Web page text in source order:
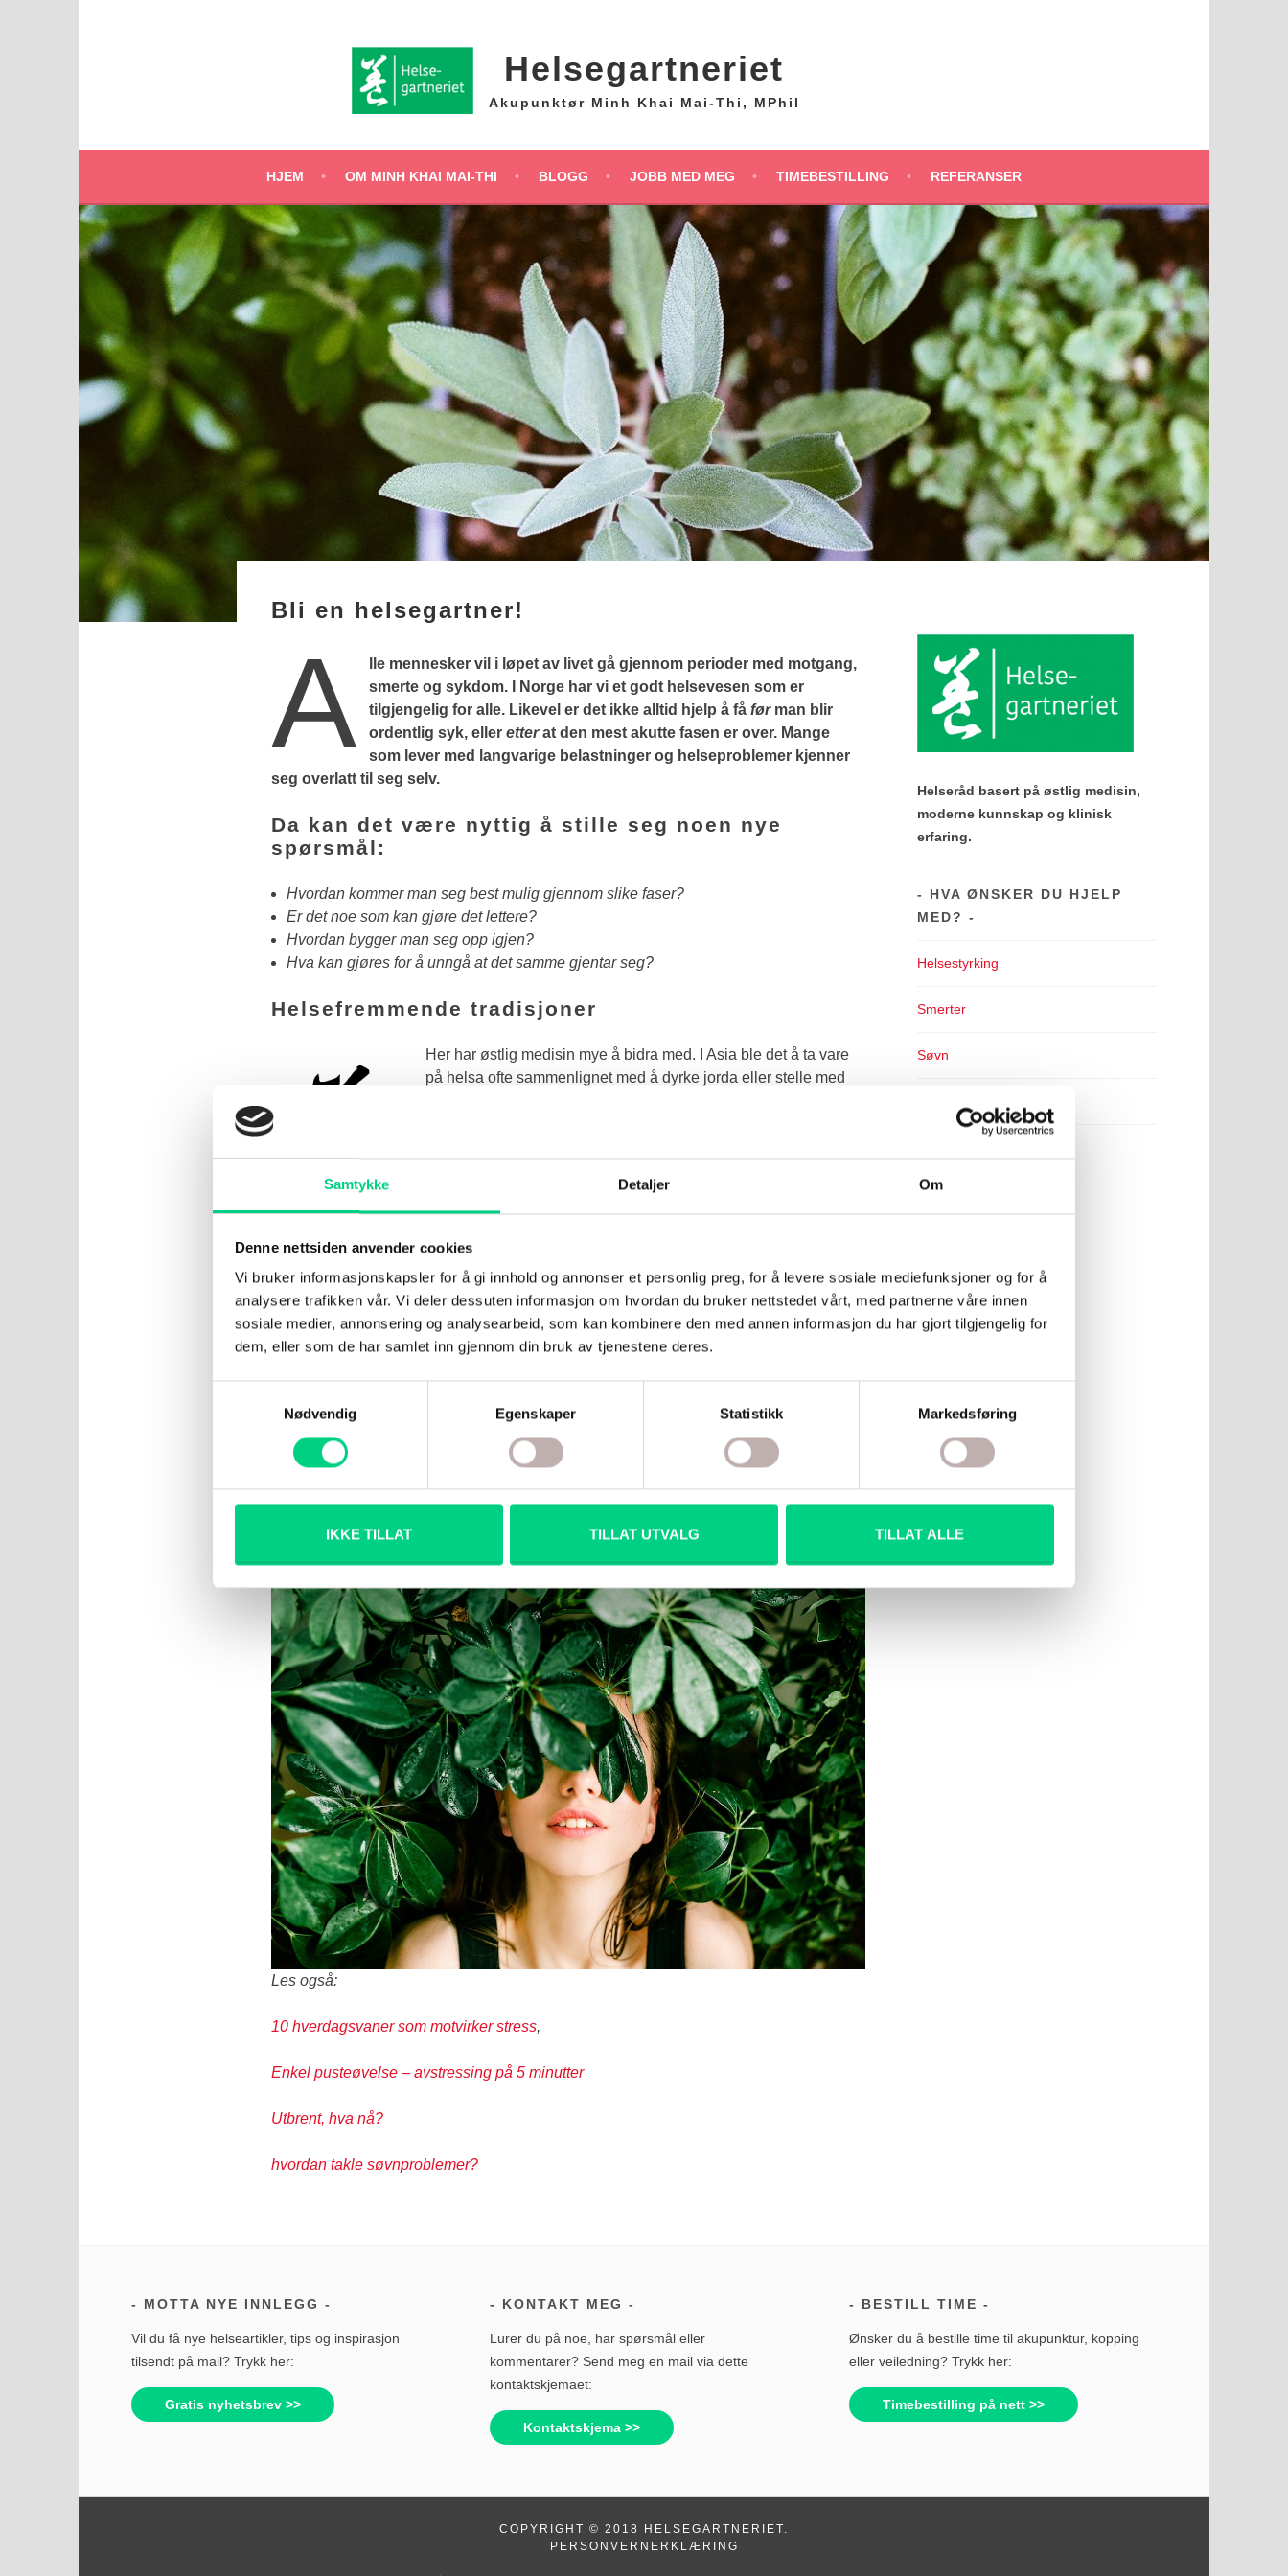
Samtykke Detaljer Om
Denne nettsiden anvender cookies
Vi bruker informasjonskapsler for å gi innhold og annonser et personlig preg, for å levere sosiale mediefunksjoner og for å
analysere trafikken vår. Vi deler dessuten informasjon om hvordan du bruker nettstedet vårt, med partnerne våre innen
sosiale medier, annonsering og analysearbeid, som kan kombinere den med annen informasjon du har gjort tilgjengelig for
dem, eller som de har samlet inn gjennom din bruk av tjenestene deres.
Nødvendig
Egenskaper Statistikk Markedsføring
IKKE TILLAT TILLAT UTVALG TILLAT ALLE
Helsegartneriet
Akupunktør Minh Khai Mai-Thi, MPhil
HJEM OM MINH KHAI MAI-THI BLOGG JOBB MED MEG TIMEBESTILLING REFERANSER
Bli en helsegartner!
A
lle mennesker vil i løpet av livet gå gjennom perioder med motgang,
smerte og sykdom. I Norge har vi et godt helsevesen som er
tilgjengelig for alle. Likevel er det ikke alltid hjelp å fåførman blir
ordentlig syk, elleretterat den mest akutte fasen er over. Mange
som lever med langvarige belastninger og helseproblemer kjenner
seg overlatt til seg selv.
Da kan det være nyttig å stille seg noen nye
spørsmål:
Hvordan kommer man seg best mulig gjennom slike faser?
Er det noe som kan gjøre det lettere?
Hvordan bygger man seg opp igjen?
Hva kan gjøres for å unngå at det samme gjentar seg?
Helsefremmende tradisjoner
Her har østlig medisin mye å bidra med. I Asia ble det å ta vare
på helsa ofte sammenlignet med å dyrke jorda eller stelle med
på den måten optimalisere helsa og forebygge sykdom.
I dag rommer begrepet ulike treningsformer som
man kan passe på helsa gjennom ulike faser av livet. Enkelt sagt dreier det seg om å
balansere aktivitet, hvile, kosthold og følelser slik at man får mest mulig ut av sine
ressurser – uten å slite seg ut.
Vær din egen helsegartner
Dette høres kanskje eksotisk og komplisert ut? Egentlig ikke. Hovedpoenget er å forstå
visse grunnprinsipper for hva som gir god helse. Om å kunne se hvor vi er og hva vi
trenger. Slik som en dyktig gartner må kunne gjenkjenne om det er behov for mer
næring,lysellervarme?Eller kanskje baretid,roogtålmodighet.Gjennom delt
til Helsegartneriet!
Les også:
10 hverdagsvaner som motvirker stress,
Enkel pusteøvelse – avstressing på 5 minutter
Utbrent, hva nå?
hvordan takle søvnproblemer?
Helseråd basert på østlig medisin,
moderne kunnskap og klinisk
erfaring.
HVA ØNSKER DU HJELP
MED?
Helsestyrking
Smerter
Søvn
MOTTA NYE INNLEGG
Vil du få nye helseartikler, tips og inspirasjon
tilsendt på mail? Trykk her:
Gratis nyhetsbrev >>
KONTAKT MEG
Lurer du på noe, har spørsmål eller
kommentarer? Send meg en mail via dette
kontaktskjemaet:
Kontaktskjema >>
BESTILL TIME
Ønsker du å bestille time til akupunktur, kopping
eller veiledning? Trykk her:
Timebestilling på nett >>
COPYRIGHT © 2018 HELSEGARTNERIET.
PERSONVERNERKLÆRING